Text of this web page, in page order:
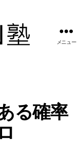
メニュー
る確率